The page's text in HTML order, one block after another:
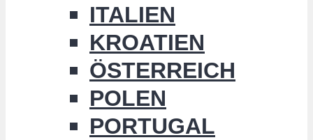
ITALIEN
KROATIEN
ÖSTERREICH
POLEN
PORTUGAL